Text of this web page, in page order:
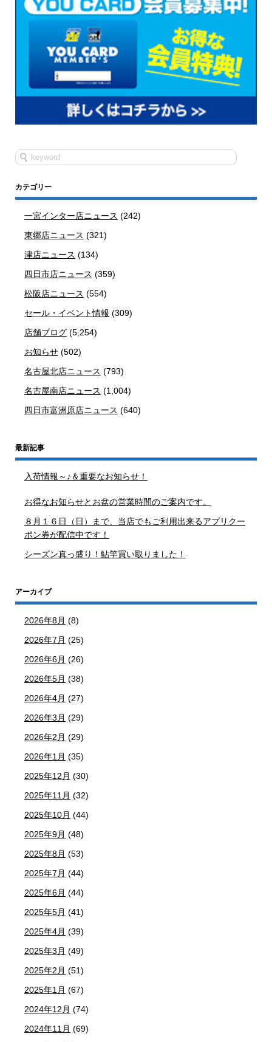
カテゴリー
一宮インター店ニュース (242)
東郷店ニュース (321)
津店ニュース (134)
四日市店ニュース (359)
松阪店ニュース (554)
セール・イベント情報 (309)
店舗ブログ (5,254)
お知らせ (502)
名古屋北店ニュース (793)
名古屋南店ニュース (1,004)
四日市富洲原店ニュース (640)
最新記事
入荷情報～♪＆重要なお知らせ！
お得なお知らせとお盆の営業時間のご案内です。
８月１６日（日）まで、当店でもご利用出来るアプリクー
ポン券が配信中です！
シーズン真っ盛り！鮎竿買い取りました！
アーカイブ
2026年8月 (8)
2026年7月 (25)
2026年6月 (26)
2026年5月 (38)
2026年4月 (27)
2026年3月 (29)
2026年2月 (29)
2026年1月 (35)
2025年12月 (30)
2025年11月 (32)
2025年10月 (44)
2025年9月 (48)
2025年8月 (53)
2025年7月 (44)
2025年6月 (44)
2025年5月 (41)
2025年4月 (39)
2025年3月 (49)
2025年2月 (51)
2025年1月 (67)
2024年12月 (74)
2024年11月 (69)